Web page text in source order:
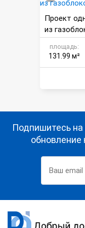
Проект
из
площадь:
131.99 м²
Подпишитесь на
обновление